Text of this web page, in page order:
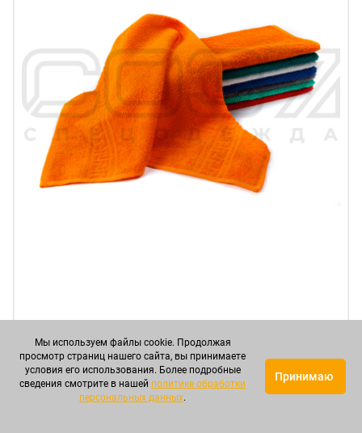
пл.380 г/м² (пр-во Узбекистан) в Иваново
Артикул: СОВПЦ00016
Мы используем файлы cookie. Продолжая
просмотр страниц нашего сайта, вы принимаете
условия его использования. Более подробные
сведения смотрите в нашей политике обработки
персональных данных.
Принимаю